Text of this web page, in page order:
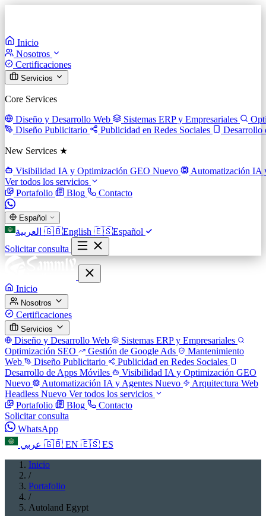
Inicio
Nosotros
Certificaciones
Servicios
Core Services
Diseño y Desarrollo Web
Sistemas ERP y Empresariales
Diseño Publicitario
Publicidad en Redes Sociales Desarrollo
New Services ★
Visibilidad IA y Optimización GEO Nuevo
Automatización IA
Ver todos los servicios
Portafolio
Blog Contacto
Español
العربية 🇬🇧English 🇪🇸Español
Solicitar consulta
Inicio
Nosotros
Certificaciones
Servicios
Diseño y Desarrollo Web
Sistemas ERP y Empresariales
Optimización SEO
Gestión de Google Ads
Mantenimiento
Web
Diseño Publicitario
Publicidad en Redes Sociales
Desarrollo de Apps Móviles
Visibilidad IA y Optimización GEO
Nuevo
Automatización IA y Agentes Nuevo
Arquitectura Web
Headless Nuevo Ver todos los servicios
Portafolio
Blog
Contacto
Solicitar consulta
WhatsApp
عربي 🇬🇧 EN 🇪🇸 ES
Inicio
/
Portafolio
/
Autoland Egypt